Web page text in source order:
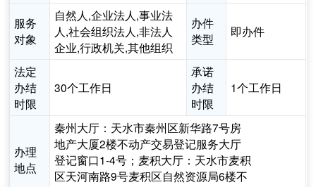
服务
对象
自然人,企业法人,事业法
人,社会组织法人,非法人
企业,行政机关,其他组织
办件
类型
即办件
法定
办结
时限
30个工作日
承诺
办结
时限
1个工作日
办理
地点
秦州大厅：天水市秦州区新华路7号房
地产大厦2楼不动产交易登记服务大厅
登记窗口1-4号；麦积大厅：天水市麦积
区天河南路9号麦积区自然资源局6楼不